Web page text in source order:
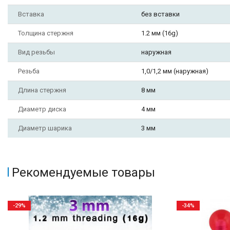
Вставка без вставки
Толщина стержня 1.2 мм (16g)
Вид резьбы наружная
Резьба 1,0/1,2 мм (наружная)
Длина стержня 8 мм
Диаметр диска 4 мм
Диаметр шарика 3 мм
Рекомендуемые товары
-29% -34%